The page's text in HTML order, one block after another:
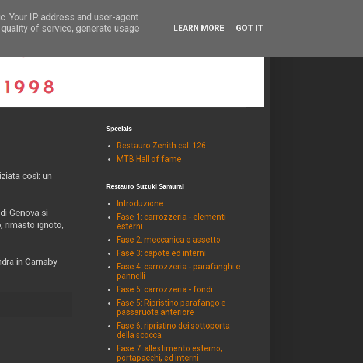
così: un
Genova si
rimasto ignoto,
in Carnaby
Specials
Restauro Zenith cal. 126.
MTB Hall of fame
Restauro Suzuki Samurai
Introduzione
Fase 1: carrozzeria - elementi
esterni
Fase 2: meccanica e assetto
Fase 3: capote ed interni
Fase 4: carrozzeria - parafanghi e
pannelli
Fase 5: carrozzeria - fondi
Fase 5: Ripristino parafango e
passaruota anteriore
Fase 6: ripristino dei sottoporta
della scocca
Fase 7: allestimento esterno,
portapacchi, ed interni
Your IP address and user-agent
of service, generate usage
LEARN MORE GOT IT